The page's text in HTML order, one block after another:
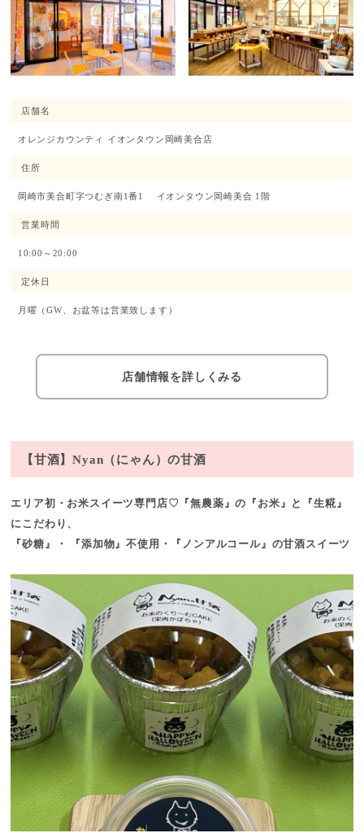
店舗名
オレンジカウンティ イオンタウン岡崎美合店
住所
岡崎市美合町字つむぎ南1番1 イオンタウン岡崎美合 1階
営業時間
10:00～20:00
定休日
月曜（GW、お盆等は営業致します）
店舗情報を詳しくみる
【甘酒】Nyan（にゃん）の甘酒
エリア初・お米スイーツ専門店♡『無農薬』の『お米』と『生糀』
にこだわり、
『砂糖』・ 『添加物』不使用・『ノンアルコール』の甘酒スイーツ